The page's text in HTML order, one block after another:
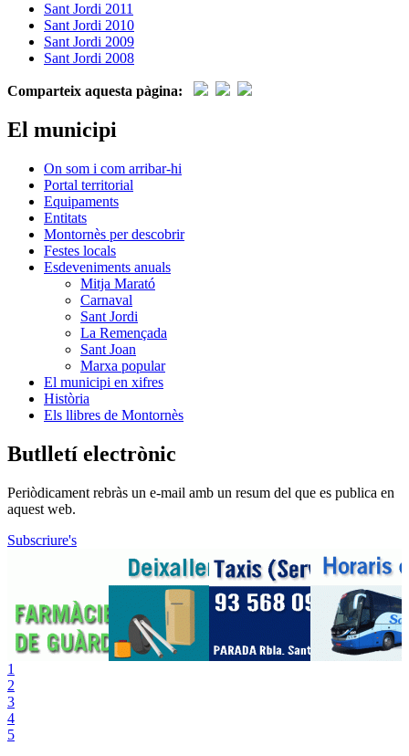
Sant Jordi 2011
Sant Jordi 2010
Sant Jordi 2009
Sant Jordi 2008
Comparteix aquesta pàgina:
El municipi
On som i com arribar-hi
Portal territorial
Equipaments
Entitats
Montornès per descobrir
Festes locals
Esdeveniments anuals
Mitja Marató
Carnaval
Sant Jordi
La Remençada
Sant Joan
Marxa popular
El municipi en xifres
Història
Els llibres de Montornès
Butlletí electrònic
Periòdicament rebràs un e-mail amb un resum del que es publica en
aquest web.
Subscriure's
1
2
3
4
5